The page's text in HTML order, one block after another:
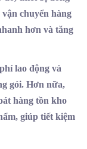
chuyển hàng
hơn và tăng
lao động và
gói. Hơn nữa,
hàng tồn kho
giúp tiết kiệm